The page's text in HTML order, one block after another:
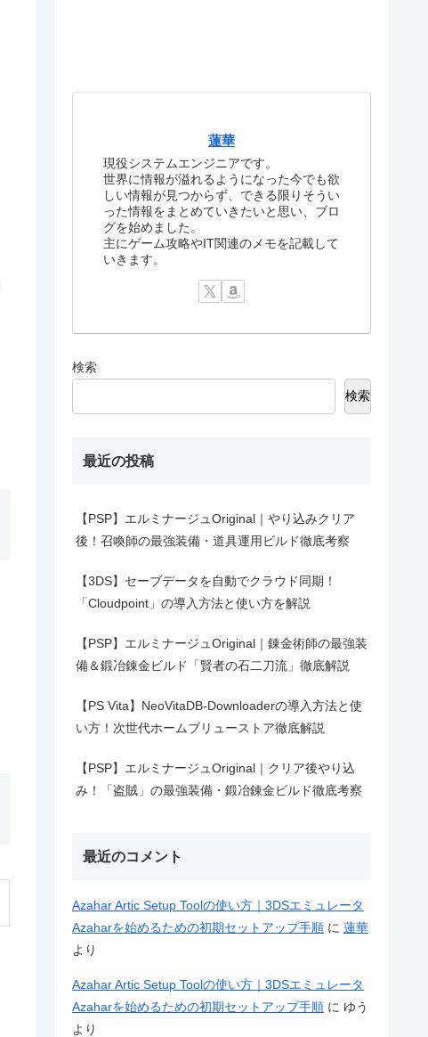
蓮華
現役システムエンジニアです。
世界に情報が溢れるようになった今でも欲
しい情報が見つからず、できる限りそうい
った情報をまとめていきたいと思い、ブロ
グを始めました。
主にゲーム攻略やIT関連のメモを記載して
いきます。
検索
検索
最近の投稿
【PSP】エルミナージュOriginal｜やり込みクリア
後！召喚師の最強装備・道具運用ビルド徹底考察
【3DS】セーブデータを自動でクラウド同期！
「Cloudpoint」の導入方法と使い方を解説
【PSP】エルミナージュOriginal｜錬金術師の最強装
備＆鍛冶錬金ビルド「賢者の石二刀流」徹底解説
【PS Vita】NeoVitaDB-Downloaderの導入方法と使
い方！次世代ホームブリューストア徹底解説
【PSP】エルミナージュOriginal｜クリア後やり込
み！「盗賊」の最強装備・鍛冶錬金ビルド徹底考察
最近のコメント
Azahar Artic Setup Toolの使い方｜3DSエミュレータ
Azaharを始めるための初期セットアップ手順 に 蓮華
より
Azahar Artic Setup Toolの使い方｜3DSエミュレータ
Azaharを始めるための初期セットアップ手順 に ゆう
より